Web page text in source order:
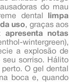
do mau
dental
limpa
uso, graças aos
apresenta notas
wintergreen),
a explosão de
sorriso. Hálito
O gel dental
boca e, quando